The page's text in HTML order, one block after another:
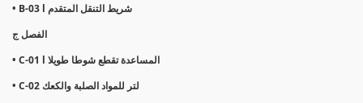
• B-03 l شريط التنقل المتقدم
الفصل ج
• C-01 l المساعدة تقطع شوطا طويلا
• C-02 لتر للمواد الصلبة والكعك